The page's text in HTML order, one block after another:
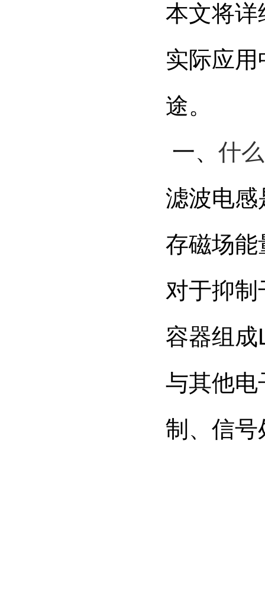
本文将详
实际应
途。
一、 什
滤波电感
存磁场能
对于抑
容器组
与其他电
制、信号